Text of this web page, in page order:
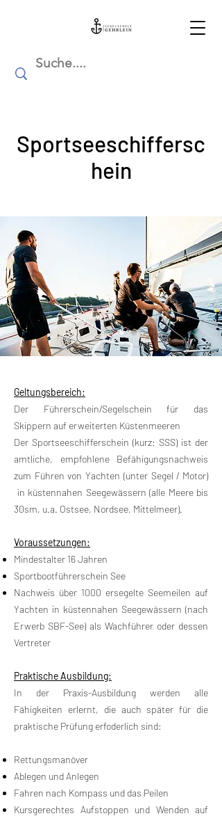
Sportseeschiffersc
hein
Geltungsbereich:
Der Führerschein/Segelschein für das
Skippern auf erweiterten Küstenmeeren​
Der Sportseeschifferschein (kurz: SSS) ist der
amtliche, empfohlene Befähigungsnachweis
zum Führen von Yachten (unter Segel / Motor)
in küstennahen Seegewässern (alle Meere bis
30sm, u.a. Ostsee, Nordsee, Mittelmeer).​
Voraussetzungen:
Mindestalter 16 Jahren
Sportbootführerschein See
Nachweis über 1000 ersegelte Seemeilen auf
Yachten in küstennahen Seegewässern (nach
Erwerb SBF-See) als Wachführer oder dessen
Vertreter
Praktische Ausbildung:
In der Praxis-Ausbildung werden alle
Fähigkeiten erlernt, die auch später für die
praktische Prüfung erfoderlich sind:
Rettungsmanöver
Ablegen und Anlegen
Fahren nach Kompass und das Peilen
Kursgerechtes Aufstoppen und Wenden auf